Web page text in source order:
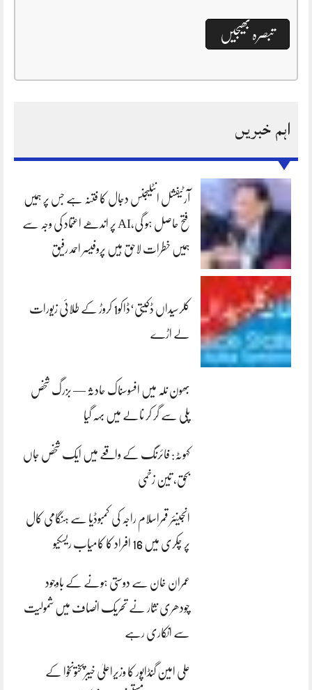
اہم خبریں
آرٹیفشل انٹلیجنس دجال کا فتنہ ہے جس پر ہمیں
فتح حاصل ہو گی،AI پر اندھے اعتماد کی وجہ سے
ہمیں خطرات لاحق ہیں پروفیسر احمد رفیق
کلرسیداں ڈکیتی‘ڈاکو1 کروڑ کے طلائی زیورات
لے اڑے
بھون نلہ میں افسوسناک حادثہ — بزرگ شخص
پلی سے گر کر نالے میں بہہ گیا
کہوٹہ: فائرنگ کے واقعے میں ایک شخص جاں
بحق، تین زخمی
انجینئر قمراسلام راجہ کی کمبوڈیا سے ہنگامی کال
پر چکری میں 16 افراد کا کامیاب ریسکیو
عمران خان سے دوستی ہونے کے باوجود
چودھری نثار نے تحریک انصاف میں شمولیت
سے انکاری رہے
علی امین گنڈاپور کا وزیراعلیٰ خیبرپختونخوا کے